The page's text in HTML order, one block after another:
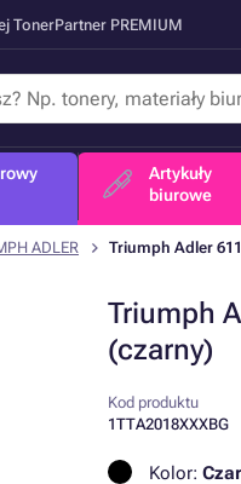
TonerPartner PREMIUM
Artykuły
biurowe
ADLER Triumph Adler
Triumph
(czarny)
Kod produktu
1TTA2018XXXBG
Kolor: